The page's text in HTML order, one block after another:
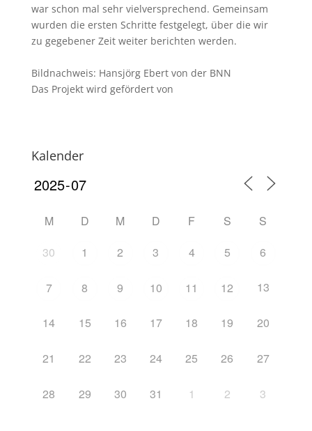
war schon mal sehr vielversprechend. Gemeinsam
wurden die ersten Schritte festgelegt, über die wir
zu gegebener Zeit weiter berichten werden.
Bildnachweis: Hansjörg Ebert von der BNN
Das Projekt wird gefördert von
Kalender
M D M D F S
S
30
1 2 3 4 5 6
7 8 9 10 11 12 13
14 15 16 17 18 19 20
21 22 23 24 25 26 27
28 29 30 31 1 2 3